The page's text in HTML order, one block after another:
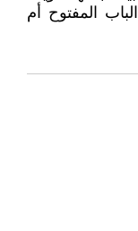
المفتوح أم